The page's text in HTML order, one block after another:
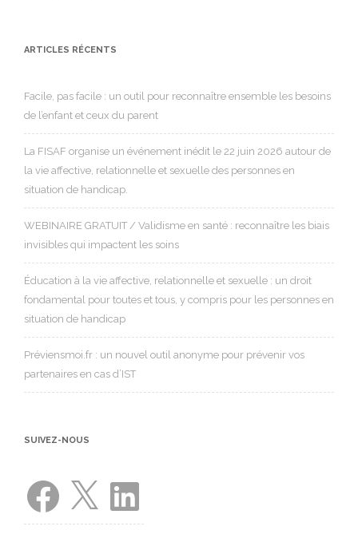
ARTICLES RÉCENTS
Facile, pas facile : un outil pour reconnaître ensemble les besoins
de l’enfant et ceux du parent
La FISAF organise un événement inédit le 22 juin 2026 autour de
la vie affective, relationnelle et sexuelle des personnes en
situation de handicap.
WEBINAIRE GRATUIT / Validisme en santé : reconnaître les biais
invisibles qui impactent les soins
Éducation à la vie affective, relationnelle et sexuelle : un droit
fondamental pour toutes et tous, y compris pour les personnes en
situation de handicap
Préviensmoi.fr : un nouvel outil anonyme pour prévenir vos
partenaires en cas d’IST
SUIVEZ-NOUS
Facebook LinkedIn